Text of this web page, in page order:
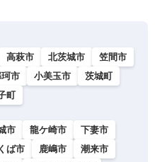
高萩市 北茨城市
笠間市
市 小美玉市
茨城町
町
市 龍ケ崎市
下妻市
ば市 鹿嶋市
潮来市